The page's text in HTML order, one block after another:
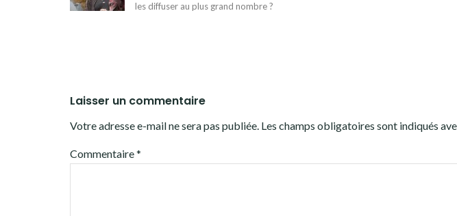
les diffuser au plus grand nombre ?
Laisser un commentaire
Votre adresse e-mail ne sera pas publiée. Les champs obligatoires sont indiqués
Commentaire*